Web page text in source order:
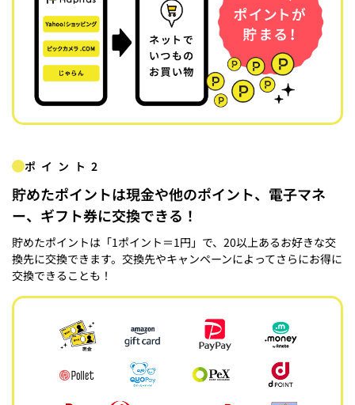
ポイント2
貯めたポイントは現金や他のポイント、電子マネ
ー、ギフト券に交換できる！
貯めたポイントは「1ポイント＝1円」で、20以上あるお好きな交
換先に交換できます。交換先やキャンペーンによってさらにお得に
交換できることも！